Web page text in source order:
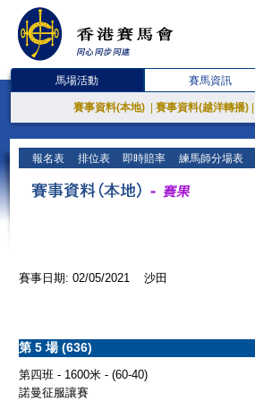
馬場活動 賽馬資訊
賽事資料(本地) 賽事資料(越洋轉播)
報名表 排位表 即時賠率 練馬師分場表
賽事日期: 02/05/2021 沙田
第 5 場 (636)
第四班 - 1600米 - (60-40)
諾曼征服讓賽